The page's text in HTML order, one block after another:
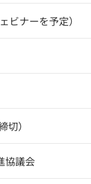
ビナーを予定）
）
協議会